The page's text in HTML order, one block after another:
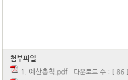
첨부파일
1. 예산총칙.pdf 다운로드 수 : [ 86 ]